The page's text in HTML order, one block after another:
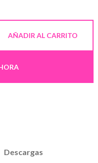
AÑADIR AL CARRITO
Descargas